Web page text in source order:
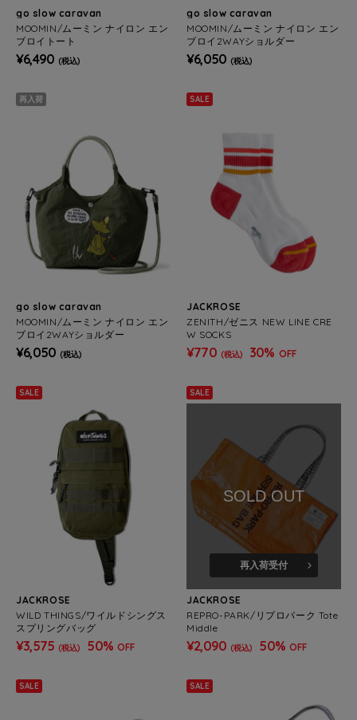
go slow caravan
MOOMIN/ムーミン ナイロン エン
ブロイトート
¥6,490 (税込)
go slow caravan
MOOMIN/ムーミン ナイロン エン
ブロイ2WAYショルダー
¥6,050 (税込)
再入荷
go slow caravan
MOOMIN/ムーミン ナイロン エン
ブロイ2WAYショルダー
¥6,050 (税込)
SALE
JACKROSE
ZENITH/ゼニス NEW LINE CRE
W SOCKS
¥770 (税込) 30% OFF
SALE
JACKROSE
WILD THINGS/ワイルドシングス
スプリングバッグ
¥3,575 (税込) 50% OFF
SALE
SOLD OUT
再入荷受付
JACKROSE
REPRO-PARK/リプロパーク Tote
Middle
¥2,090 (税込) 50% OFF
SALE SALE